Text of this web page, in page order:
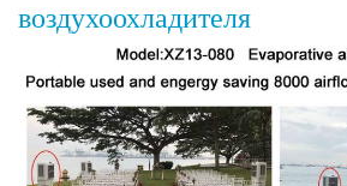
воздухоохладителя